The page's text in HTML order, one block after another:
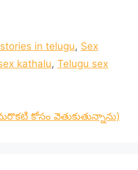
in telugu, Sex
kathalu, Telugu sex
కోసం వెతుకుతున్నాను)